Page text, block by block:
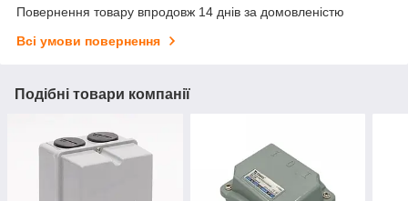
Повернення товару впродовж 14 днів за домовленістю
Всі умови повернення
Подібні товари компанії